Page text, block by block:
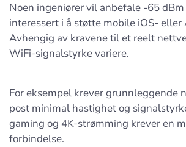
Noen ingeniører vil anbefale -65
interessert i å støtte mobile iOS-
Avhengig av kravene til et reelt
WiFi-signalstyrke variere.
For eksempel krever grunnleggende
post minimal hastighet og
gaming og 4K-strømming krever en
forbindelse.